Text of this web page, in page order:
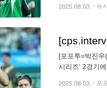
2025.08.03. 뉴
[포포투=박진
시리즈’ 2경기
2025.08.03. 포